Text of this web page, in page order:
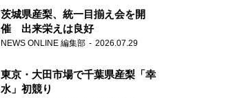
茨城県産梨、統一目揃え会を開
催 出来栄えは良好
NEWS ONLINE 編集部 2026.07.29
東京・大田市場で千葉県産梨「幸
水」初競り